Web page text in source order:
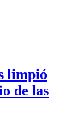
limpió
de las